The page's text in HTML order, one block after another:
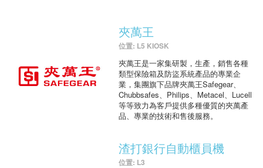
夾萬王
位置: L5 KIOSK
夾萬王是一家集研製，生產，銷售各種
類型保險箱及防盜系統產品的專業企
業，集團旗下品牌夾萬王Safegear、
Chubbsafes、Philips、Metacel、Lucell
等等致力為客戶提供多種優質的夾萬產
品、專業的技術和售後服務。
渣打銀行自動櫃員機
位置: L3